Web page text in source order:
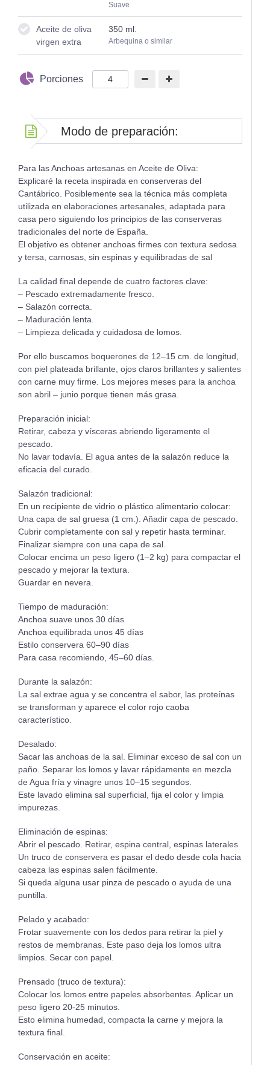
Suave
Aceite de oliva
virgen extra
350ml.
Arbequina o similar
Porciones
Modo de preparación:
Para las Anchoas artesanas en Aceite de Oliva:
Explicaré la receta inspirada en conserveras del
Cantábrico. Posiblemente sea la técnica más completa
utilizada en elaboraciones artesanales, adaptada para
casa pero siguiendo los principios de las conserveras
tradicionales del norte de España.
El objetivo es obtener anchoas firmes con textura sedosa
y tersa, carnosas, sin espinas y equilibradas de sal
La calidad final depende de cuatro factores clave:
– Pescado extremadamente fresco.
– Salazón correcta.
– Maduración lenta.
– Limpieza delicada y cuidadosa de lomos.
Por ello buscamos boquerones de 12–15 cm. de longitud,
con piel plateada brillante, ojos claros brillantes y salientes
con carne muy firme. Los mejores meses para la anchoa
son abril – junio porque tienen más grasa.
Preparación inicial:
Retirar, cabeza y vísceras abriendo ligeramente el
pescado.
No lavar todavía. El agua antes de la salazón reduce la
eficacia del curado.
Salazón tradicional:
En un recipiente de vidrio o plástico alimentario colocar:
Una capa de sal gruesa (1 cm.). Añadir capa de pescado.
Cubrir completamente con sal y repetir hasta terminar.
Finalizar siempre con una capa de sal.
Colocar encima un peso ligero (1–2 kg) para compactar el
pescado y mejorar la textura.
Guardar en nevera.
Tiempo de maduración:
Anchoa suave unos 30 días
Anchoa equilibrada unos 45 días
Estilo conservera 60–90 días
Para casa recomiendo, 45–60 días.
Durante la salazón:
La sal extrae agua y se concentra el sabor, las proteínas
se transforman y aparece el color rojo caoba
característico.
Desalado:
Sacar las anchoas de la sal. Eliminar exceso de sal con un
paño. Separar los lomos y lavar rápidamente en mezcla
de Agua fría y vinagre unos 10–15 segundos.
Este lavado elimina sal superficial, fija el color y limpia
impurezas.
Eliminación de espinas:
Abrir el pescado. Retirar, espina central, espinas laterales
Un truco de conservera es pasar el dedo desde cola hacia
cabeza las espinas salen fácilmente.
Si queda alguna usar pinza de pescado o ayuda de una
puntilla.
Pelado y acabado:
Frotar suavemente con los dedos para retirar la piel y
restos de membranas. Este paso deja los lomos ultra
limpios. Secar con papel.
Prensado (truco de textura):
Colocar los lomos entre papeles absorbentes. Aplicar un
peso ligero 20-25 minutos.
Esto elimina humedad, compacta la carne y mejora la
textura final.
Conservación en aceite: